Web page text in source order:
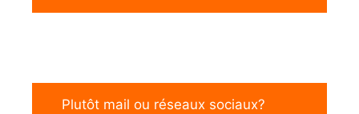
Plutôt mail ou réseaux sociaux?